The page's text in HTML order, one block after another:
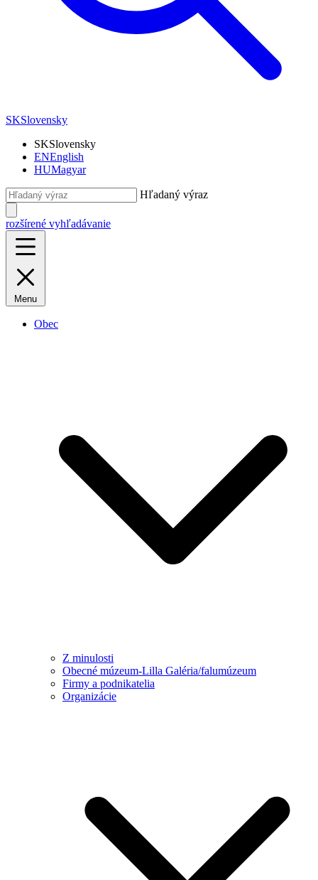
SKSlovensky
SKSlovensky
ENEnglish
HUMagyar
Hľadaný výraz
rozšírené vyhľadávanie
Menu
Obec
Z minulosti
Obecné múzeum-Lilla Galéria/falumúzeum
Firmy a podnikatelia
Organizácie